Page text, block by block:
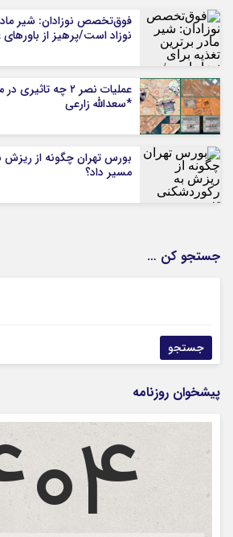
فوق‌تخصص نوزادان: شیر
نوزاد است/پرهیز از
عملیات نصر ۲ چه
*سعدالله زارعی
بورس تهران چگونه از ریزش
مسیر داد؟
جستجو کن …
پیشخوان روزنامه